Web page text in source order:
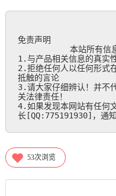
免责声明
本站所有信息均
1.与产品相关信息的真实
2.拒绝任何人以任何形式
抵触的言论
3.请大家仔细辨认！并不
关法律责任！
4.如果发现本网站有任何
长[QQ:775191930]，通
53次浏览